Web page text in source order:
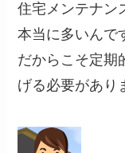
住宅メンテナン
本当に多いんで
だからこそ定期
げる必要があり